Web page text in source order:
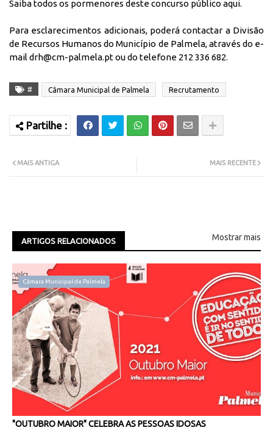
Saiba todos os pormenores deste concurso público aqui.
Para esclarecimentos adicionais, poderá contactar a Divisão
de Recursos Humanos do Município de Palmela, através do e-
mail drh@cm-palmela.ptou do telefone 212 336 682.
# Câmara Municipal de Palmela Recrutamento
MAIS RECENTE
MAIS ANTIGA
ARTIGOS RELACIONADOS Mostrar mais
Câmara Municipal de Palmela
"OUTUBRO MAIOR" CELEBRA AS PESSOAS IDOSAS